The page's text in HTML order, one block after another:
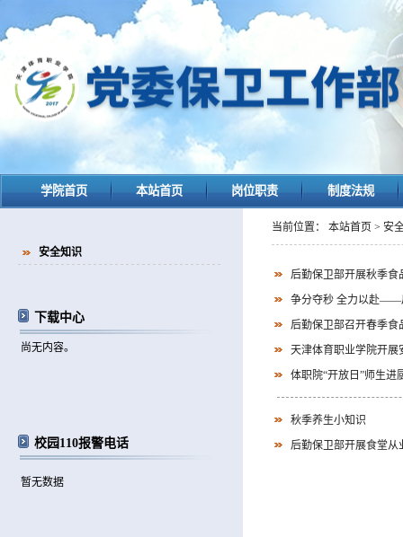
学院首页 本站首页 岗位职责 制度法规
安全知识
下载中心
尚无内容。
校园110报警电话
暂无数据
当前位置： 本站首页 > 安
后勤保卫部开展秋季食
争分夺秒 全力以赴——
后勤保卫部召开春季食
天津体育职业学院开展
体职院“开放日”师生进
秋季养生小知识
后勤保卫部开展食堂从